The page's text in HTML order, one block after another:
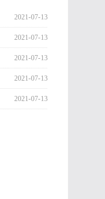
2021-07-13
2021-07-13
2021-07-13
2021-07-13
2021-07-13